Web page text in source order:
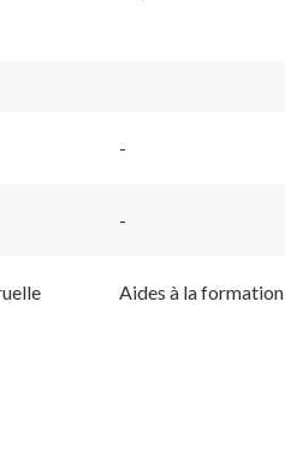
-
-
Aides à la formation